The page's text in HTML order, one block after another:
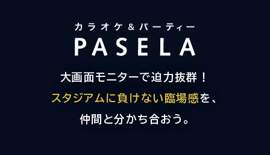
大画面モニターで迫力抜群！
スタジアムに負けない臨場感を、
仲間と分かち合おう。